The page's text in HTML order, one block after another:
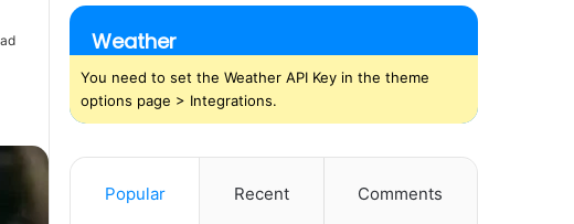
Weather
You need to set the Weather API Key in the theme
options page > Integrations.
Popular Recent Comments